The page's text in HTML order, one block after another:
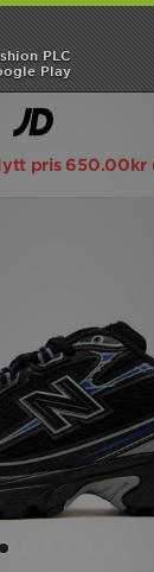
PLC
Play
pris 650.00kr